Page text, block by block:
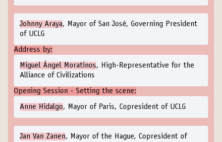
Johnny Araya, Mayor of San José, Governing President
of UCLG
Address by:
Miguel Ángel Moratinos, High-Representative for the
Alliance of Civilizations
Opening Session - Setting the scene:
Anne Hidalgo, Mayor of Paris, Copresident of UCLG
Jan Van Zanen, Mayor of the Hague, Copresident of